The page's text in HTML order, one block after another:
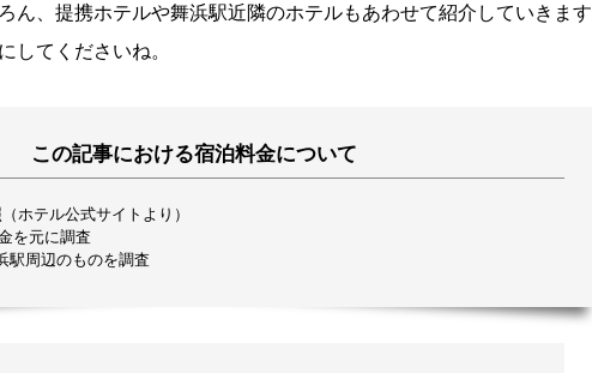
ん、提携ホテルや舞浜駅近隣のホテルもあわせて紹介していきます
してくださいね。
この記事における宿泊料金について
ホテル公式サイトより）
を元に調査
駅周辺のものを調査